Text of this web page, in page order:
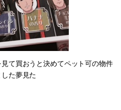
て買おうと決めてペット可の物件
た夢見た